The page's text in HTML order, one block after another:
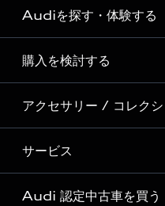
Audi ブランド
Story of Progress
Audi Sport
Formula 1®
デジタルサービス
Audiを探す・体験する
ディーラー検索
新車在庫検索
試乗車・展示車検索
見積り依頼
試乗予約
購入を検討する
モデル一覧
特別仕様モデル / 限定モデル
e-tronラインアップ
アクセサリー / コレク
純正アクセサリー
オンラインショップ
サービス
サービス入庫予約
Audi 認定中古車を買う